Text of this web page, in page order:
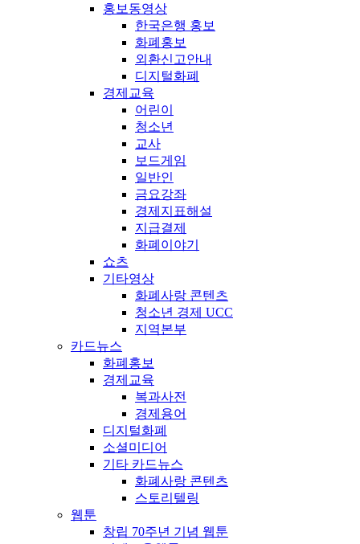
홍보동영상
한국은행 홍보
화폐홍보
외환신고안내
디지털화폐
경제교육
어린이
청소년
교사
보드게임
일반인
금요강좌
경제지표해설
지급결제
화폐이야기
쇼츠
기타영상
화폐사랑 콘텐츠
청소년 경제 UCC
지역본부
카드뉴스
화폐홍보
경제교육
복과사전
경제용어
디지털화폐
소셜미디어
기타 카드뉴스
화폐사랑 콘텐츠
스토리텔링
웹툰
창립 70주년 기념 웹툰